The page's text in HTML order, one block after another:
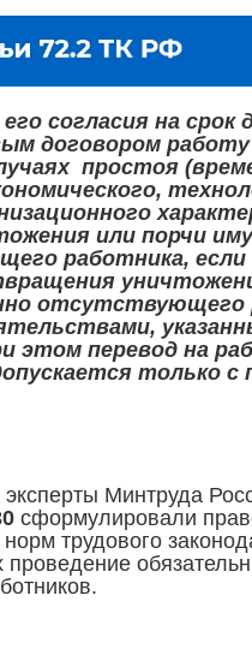
согласия на срок
договором
простоя
или порчи
работника, если
отсутствующего
этом перевод на
только с
Минтруда
сформулировали
трудового